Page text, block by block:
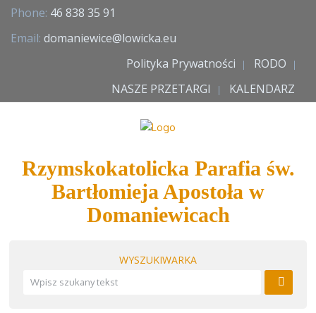
Phone: 46 838 35 91
Email: domaniewice@lowicka.eu
Polityka Prywatności
RODO
NASZE PRZETARGI
KALENDARZ
Rzymskokatolicka Parafia św.
Bartłomieja Apostoła w
Domaniewicach
WYSZUKIWARKA